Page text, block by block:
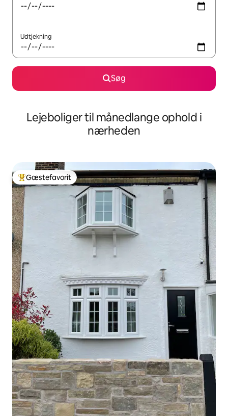
Udtjekning
Søg
Lejeboliger til månedlange ophold i
nærheden
Bedste gæstefavorit
Gæstefavorit